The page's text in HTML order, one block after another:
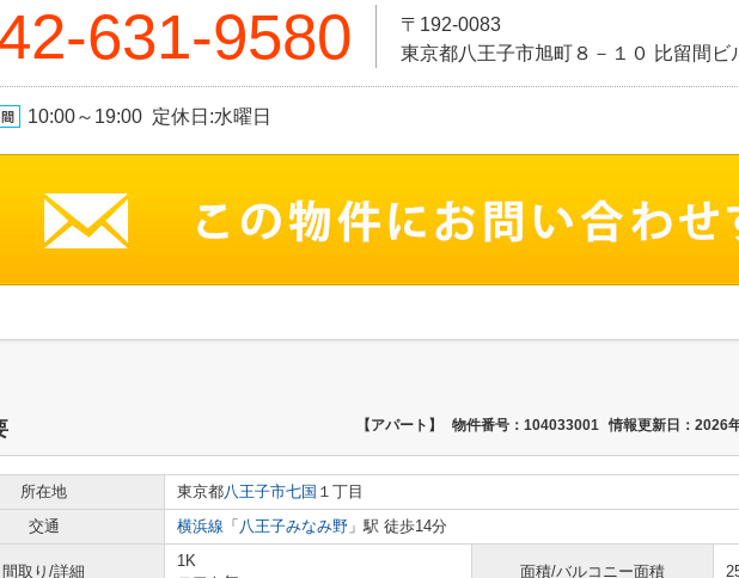
631-9580
〒192-0083
東京都八王子市旭町８－１０ 比留間ビ
10:00～19:00 定休日:水曜日
【アパート】 物件番号：104033001 情報更新日：2026
所在地 東京都八王子市七国 １丁目
交通
横浜線 「 八王子みなみ野 」駅 徒歩14分
間取り/詳細
1K
面積/バルコニー面積